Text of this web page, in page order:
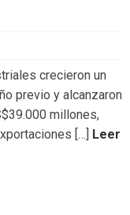
crecieron un
previo y alcanzaron
millones,
[…]
Leer